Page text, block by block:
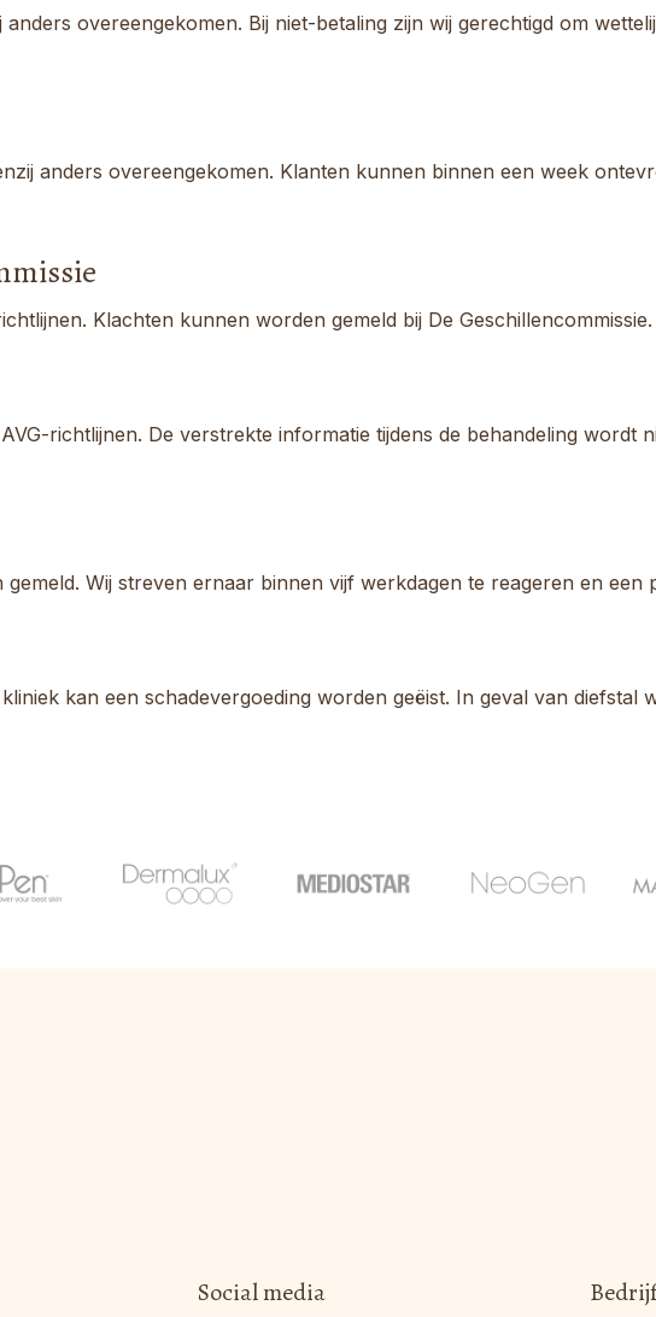
overeengekomen. Bij niet-betaling zijn wij gerechtigd om
anders overeengekomen. Klanten kunnen binnen een week
Klachten kunnen worden gemeld bij De Geschillencommissie.
richtlijnen. De verstrekte informatie tijdens de behandeling wordt
Wij streven ernaar binnen vijf werkdagen te reageren en een
kan een schadevergoeding worden geëist. In geval van diefstal
Social media